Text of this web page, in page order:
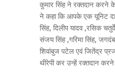
कुमार सिंह ने रक्तदान करने के
ने कहा कि आपके एक यूनिट
सिंह, दिलीप यादव ,रसिक
संजय सिंह ,गरिमा सिंह,
शिवांबुज पटेल एवं जितेंद्र
थीरेपी कर उन्हें रक्तदान